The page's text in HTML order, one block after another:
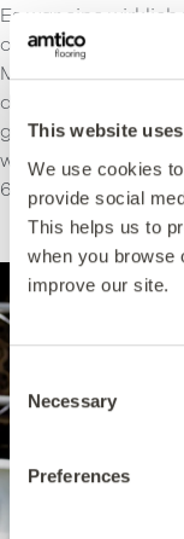
This website
We use cookies
provide social
This helps us to
when you browse
improve our site.
Consent
Selection
Necessary
Preferences
Es war eine
ohne die harte
Marketing
der
großes
wunderbaren
60 Jahre.